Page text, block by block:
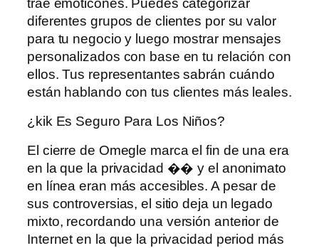
trae emoticones. Puedes categorizar
diferentes grupos de clientes por su valor
para tu negocio y luego mostrar mensajes
personalizados con base ​​en tu relación con
ellos. Tus representantes sabrán cuándo
están hablando con tus clientes más leales.
¿kik Es Seguro Para Los Niños?
El cierre de Omegle marca el fin de una era
en la que la privacidad �� y el anonimato
en línea eran más accesibles. A pesar de
sus controversias, el sitio deja un legado
mixto, recordando una versión anterior de
Internet en la que la privacidad period más